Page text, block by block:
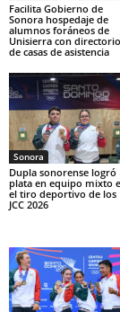
Facilita Gobierno de
Sonora hospedaje de
alumnos foráneos de
Unisierra con directorio
de casas de asistencia
Sonora
Dupla sonorense logró
plata en equipo mixto
el tiro deportivo de los
JCC 2026